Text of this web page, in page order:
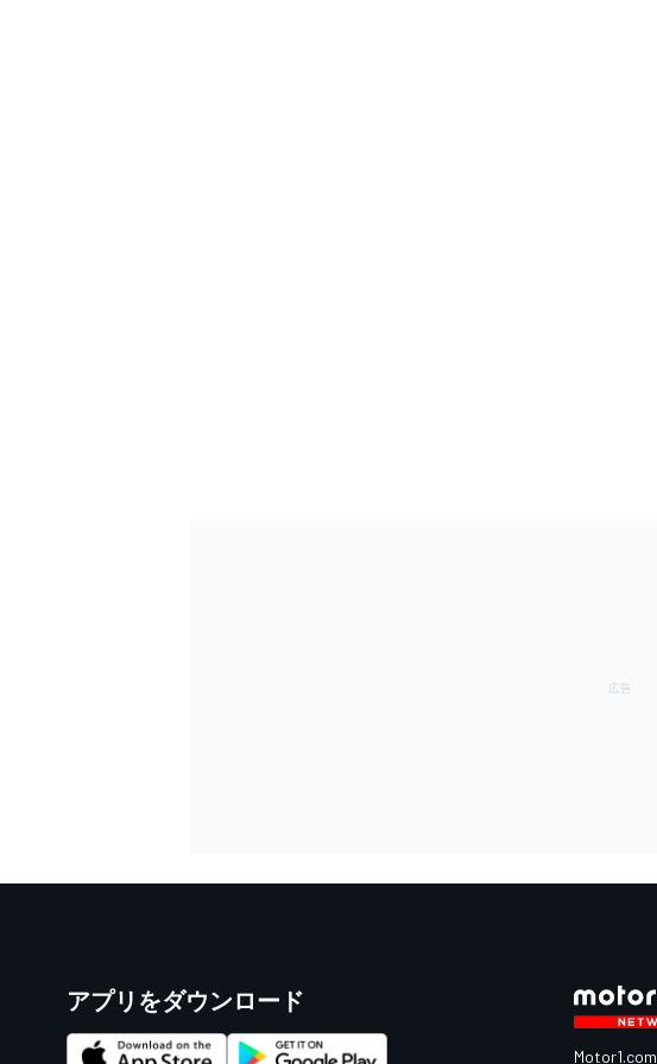
アプリをダウンロード
Motor1.com